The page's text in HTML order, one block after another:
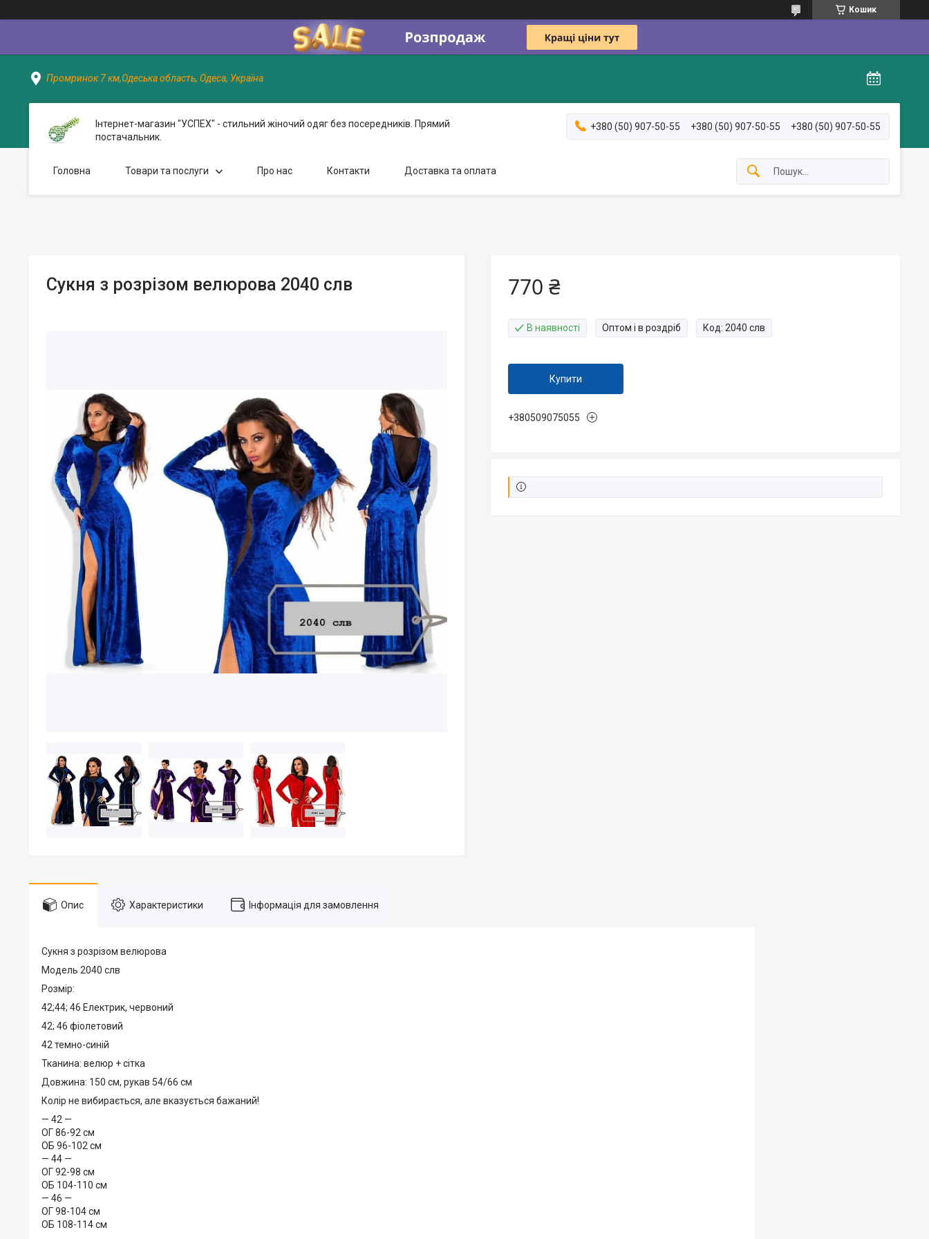
Кошик
Промринок 7 км,Одеська область, Одеса, Україна
Інтернет-магазин "УСПЕХ" - стильний жіночий одяг без посередників. Прямий
постачальник.
+380 (50) 907-50-55 +380 (50) 907-50-55 +380 (50) 907-50-55
Головна Товари та послуги Про нас Контакти Доставка та оплата
Сукня з розрізом велюрова 2040 слв 770 ₴
В наявності Оптом і в роздріб Код: 2040 слв
Купити
+380509075055
Опис Характеристики Інформація для замовлення
Сукня з розрізом велюрова
Модель 2040 слв
Розмір:
42;44; 46 Електрик, червоний
42; 46 фіолетовий
42 темно-синій
Тканина: велюр + сітка
Довжина: 150 см, рукав 54/66 см
Колір не вибирається, але вказується бажаний!
— 42 —
ОГ 86-92 см
ОБ 96-102 см
— 44 —
ОГ 92-98 см
ОБ 104-110 см
— 46 —
ОГ 98-104 см
ОБ 108-114 см